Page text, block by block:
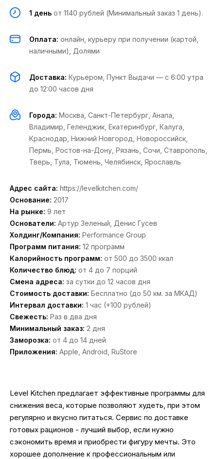
1 день от 1140 рублей (Минимальный заказ 1 день).
Оплата: онлайн, курьеру при получении (картой,
наличными), Долями
Доставка: Курьером, Пункт Выдачи — с 6:00 утра
до 12:00 часов дня
Города: Москва Санкт-Петербург Анапа
Владимир Геленджик Екатеринбург Калуга
Краснодар Нижний Новгород Новороссийск
Пермь Ростов-на-Дону Рязань Сочи Ставрополь
Тверь Тула Тюмень Челябинск Ярославль
Адрес сайта: https://levelkitchen.com/
Основание: 2017
На рынке: 9 лет
Основатели: Артур Зеленый Денис Гусев
Холдинг/Компания: Performance Group
Программ питания: 12 программ
Калорийность программ: от 500 до 3500 ккал
Количество блюд: от 4 до 7 порций
Смена адреса: за сутки до 12 часов дня
Стоимость доставки: Бесплатно (до 50 км. за МКАД)
Интервал доставки: 1 час (+100 рублей)
Свежесть: Раз в два дня
Минимальный заказ: 2 дня
Заморозка: от 4 до 14 дней
Приложения: Apple, Android, RuStore
Level Kitchen предлагает эффективные программы для
снижения веса, которые позволяют худеть, при этом
регулярно и вкусно питаться. Сервис по доставке
готовых рационов - лучший выбор, если нужно
сэкономить время и приобрести фигуру мечты. Это
хорошее дополнение к профессиональным или